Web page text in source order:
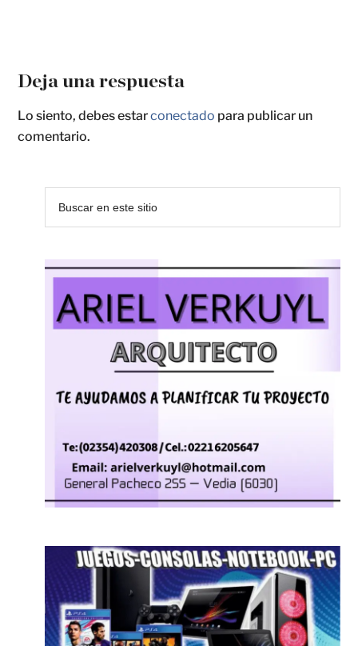
Deja una respuesta
Lo siento, debes estarconectado para publicar un
comentario.